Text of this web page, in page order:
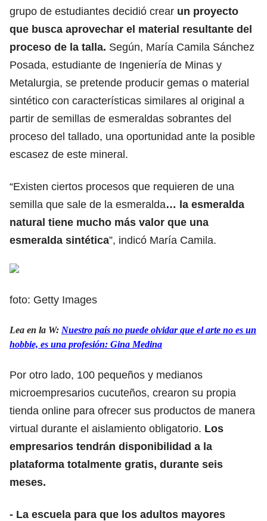
grupo de estudiantes decidió crear un proyecto
que busca aprovechar el material resultante del
proceso de la talla. Según, María Camila Sánchez
Posada, estudiante de Ingeniería de Minas y
Metalurgia, se pretende producir gemas o material
sintético con características similares al original a
partir de semillas de esmeraldas sobrantes del
proceso del tallado, una oportunidad ante la posible
escasez de este mineral.
“Existen ciertos procesos que requieren de una
semilla que sale de la esmeralda… la esmeralda
natural tiene mucho más valor que una
esmeralda sintética”, indicó María Camila.
foto: Getty Images
Lea en la W: Nuestro país no puede olvidar que el arte no es un
hobbie, es una profesión: Gina Medina
Por otro lado, 100 pequeños y medianos
microempresarios cucuteños, crearon su propia
tienda online para ofrecer sus productos de manera
virtual durante el aislamiento obligatorio. Los
empresarios tendrán disponibilidad a la
plataforma totalmente gratis, durante seis
meses.
- La escuela para que los adultos mayores